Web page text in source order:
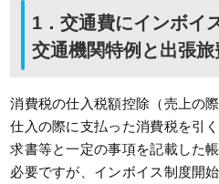
1．交通費にインボイ
交通機関特例と出張旅
消費税の仕入税額控除（売上の
仕入の際に支払った消費税を引
求書等と一定の事項を記載した
必要ですが、インボイス制度開